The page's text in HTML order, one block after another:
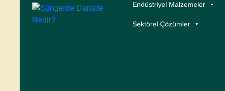
Endüstriyel Malzemeler
Sektörel Çözümler